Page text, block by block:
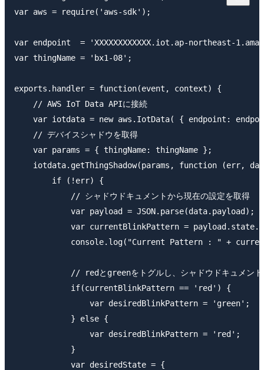
var aws = require('aws-sdk');
var endpoint  = 'XXXXXXXXXXXX.iot.ap-northeast-
var thingName = 'bx1-08';
exports.handler = function(event, context) {
    // AWS IoT Data APIに接続
var iotdata = new aws.IotData( { endpoint:
    // デバイスシャドウを取得
    var params = { thingName: thingName };
iotdata.getThingShadow(params, function (err,
        if (!err) {
            // シャドウドキュメントから現在の設定を取得
            var payload = JSON.parse(data.payload);
var currentBlinkPattern =
console.log("Current Pattern : " +
// redとgreenをトグルし、シャドウドキュメント
            if(currentBlinkPattern == 'red') {
                var desiredBlinkPattern = 'green';
            } else {
                var desiredBlinkPattern = 'red';
            }
            var desiredState = {